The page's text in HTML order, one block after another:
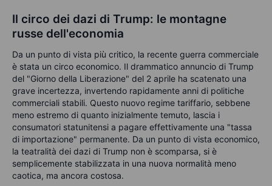
Il circo dei dazi di Trump: le montagne
russe dell'economia
Da un punto di vista più critico, la recente guerra commerciale
è stata un circo economico. Il drammatico annuncio di Trump
del "Giorno della Liberazione" del 2 aprile ha scatenato una
grave incertezza, invertendo rapidamente anni di politiche
commerciali stabili. Questo nuovo regime tariffario, sebbene
meno estremo di quanto inizialmente temuto, lascia i
consumatori statunitensi a pagare effettivamente una "tassa
di importazione" permanente. Da un punto di vista economico,
la teatralità dei dazi di Trump non è scomparsa, si è
semplicemente stabilizzata in una nuova normalità meno
caotica, ma ancora costosa.